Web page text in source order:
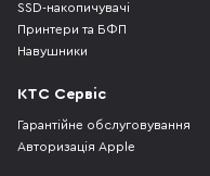
SSD-накопичувачі
Принтери та БФП
Навушники
КТС Сервіс
Гарантійне обслуговування
Авторизація Apple